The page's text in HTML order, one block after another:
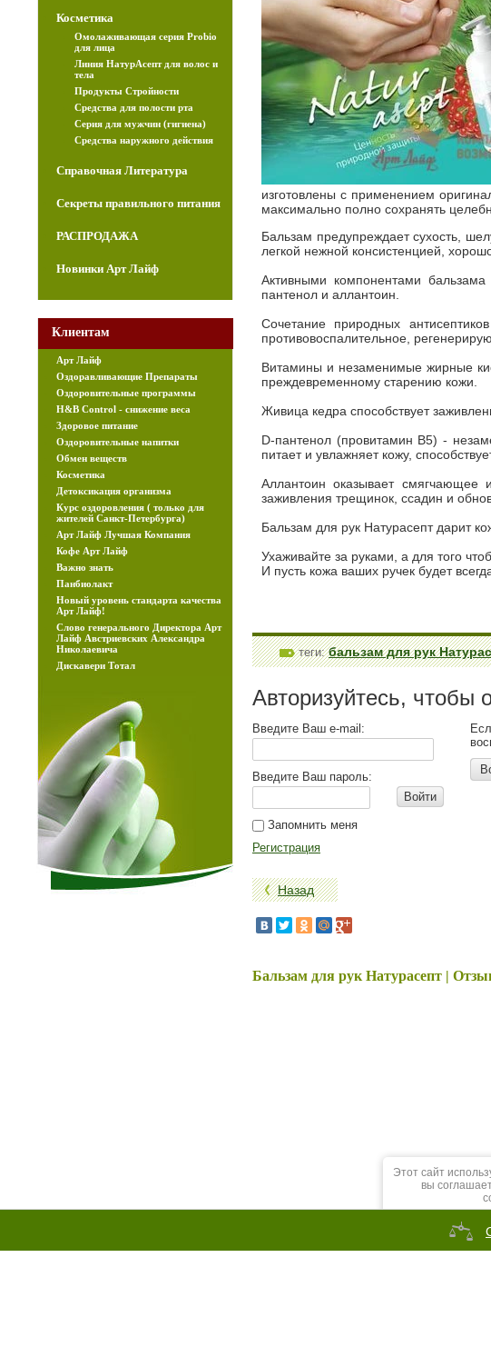
Этот сайт
вы
изготовлены с применением
максимально полно сохранять
Бальзам предупреждает сухость,
легкой нежной консистенцией,
Активными компонентами
пантенол и аллантоин.
Сочетание природных
противовоспалительное,
Витамины и незаменимые жирные
преждевременному старению кожи.
Живица кедра способствует
D-пантенол (провитамин В5) -
питает и увлажняет кожу,
Аллантоин оказывает смягчающее
заживления трещинок, ссадин и
Бальзам для рук Натурасепт дарит
Ухаживайте за руками, а для того
И пусть кожа ваших ручек будет
теги:бальзам для рук
Авторизуйтесь, чтобы
Введите Ваш e-mail:
Введите Ваш пароль:
Войти
Запомнить меня
Регистрация
Назад
Бальзам для рук Натурасепт |
Косметика
Омолаживающая серия Probio
для лица
Линия НатурАсепт для волос и
тела
Продукты Стройности
Средства для полости рта
Серия для мужчин (гигиена)
Средства наружного действия
Справочная Литература
Секреты правильного питания
РАСПРОДАЖА
Новинки Арт Лайф
Клиентам
Арт Лайф
Оздоравливающие Препараты
Оздоровительные программы
H&B Control - снижение веса
Здоровое питание
Оздоровительные напитки
Обмен веществ
Косметика
Детоксикация организма
Курс оздоровления ( только для
жителей Санкт-Петербурга)
Арт Лайф Лучшая Компания
Кофе Арт Лайф
Важно знать
Панбиолакт
Новый уровень стандартa качества
Арт Лайф!
Слово генерального Директора Арт
Лайф Австриевских Александра
Николаевича
Дискавери Тотал